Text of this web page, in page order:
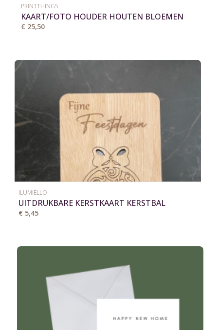
PRINTTHINGS
KAART/FOTO HOUDER HOUTEN BLOEMEN
VAAS
€ 25,50
ILUMIËLLO
UITDRUKBARE KERSTKAART KERSTBAL
€ 5,45